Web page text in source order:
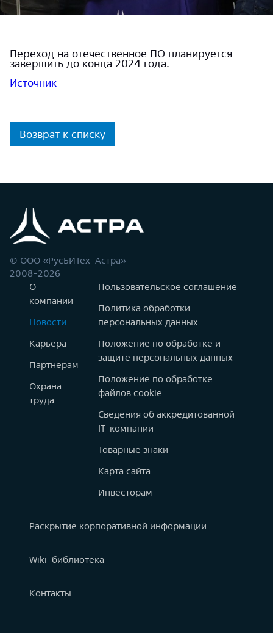
Переход на отечественное ПО планируется
завершить до конца 2024 года.
Источник
Возврат к списку
© ООО «РусБИТех-Астра»
2008-2026
О
компании
Новости
Карьера
Партнерам
Охрана
труда
Пользовательское соглашение
Политика обработки
персональных данных
Положение по обработке и
защите персональных данных
Положение по обработке
файлов cookie
Сведения об аккредитованной
IT-компании
Товарные знаки
Карта сайта
Инвесторам
Раскрытие корпоративной информации
Wiki-библиотека
Контакты